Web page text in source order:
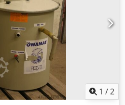
1 /2